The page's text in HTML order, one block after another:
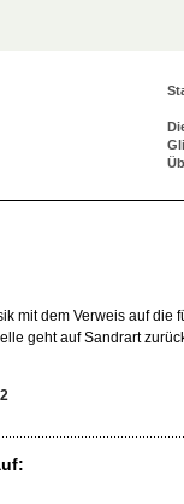
mit dem Verweis auf die
geht auf Sandrart